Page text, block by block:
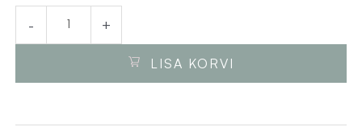
-
cm
kogus
+
LISA KORVI